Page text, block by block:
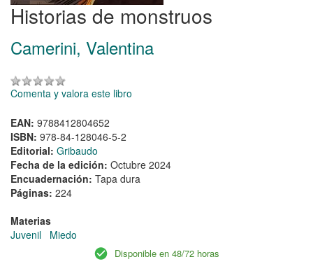
Historias de monstruos
Camerini, Valentina
Comenta y valora este libro
EAN: 9788412804652
ISBN: 978-84-128046-5-2
Editorial: Gribaudo
Fecha de la edición: Octubre 2024
Encuadernación: Tapa dura
Páginas: 224
Materias
Juvenil
Miedo
Disponible en 48/72 horas